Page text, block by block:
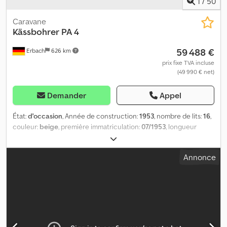
Erbach 626 km
Caravane
Kässbohrer PA 4
59 488 €
prix fixe TVA incluse
(49 990 € net)
Demander Appel
État:d'occasion, Année de construction:1953, nombre de lits:16,
couleur: beige , première immatriculation:07/1953 , longueur
, largeur totale:2 300 mm
mm, configuration d'essieux:2 essieux, poids total:3 500 kg,
Kässbohrer remorque pour passagers PA 4 Ce véhicule a été
période pendant laquelle leur utilisation a été autorisée, ces
Annonce